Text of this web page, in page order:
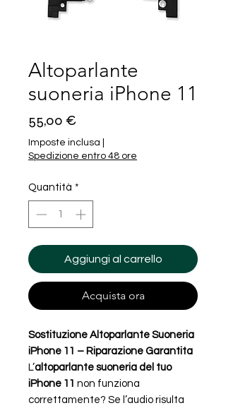
Altoparlante
suoneria iPhone 11
55,00 €
Imposte inclusa
Spedizione entro 48 ore
Quantità *
Aggiungi al carrello
Acquista ora
Sostituzione Altoparlante Suoneria
iPhone 11 – Riparazione Garantita
L’altoparlante suoneria del tuo
iPhone 11 non funziona
correttamente? Se l’audio risulta